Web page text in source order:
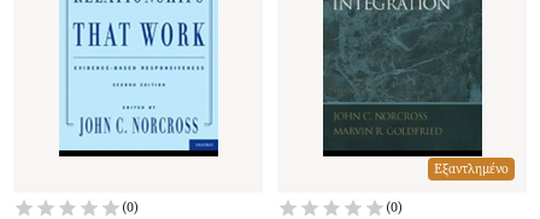
(0)
Εξαντλημένο
(0)